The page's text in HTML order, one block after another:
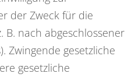
der Zweck für die
B. nach abgeschlossener
Zwingende gesetzliche
gesetzliche